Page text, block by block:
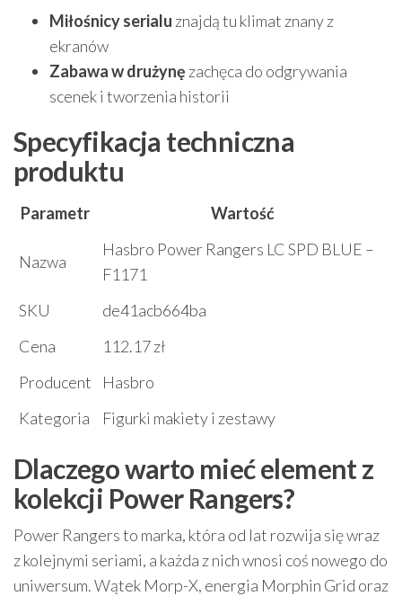
Miłośnicy serialu znajdą tu klimat znany z
ekranów
Zabawa w drużynę zachęca do odgrywania
scenek i tworzenia historii
Specyfikacja techniczna
produktu
Parametr Wartość
Nazwa
Hasbro Power Rangers LC SPD BLUE –
F1171
SKU
de41acb664ba
Cena
112.17 zł
Producent
Hasbro
Kategoria
Figurki makiety i zestawy
Dlaczego warto mieć element z
kolekcji Power Rangers?
Power Rangers to marka, która od lat rozwija się wraz
z kolejnymi seriami, a każda z nich wnosi coś nowego do
uniwersum. Wątek Morp-X, energia Morphin Grid oraz